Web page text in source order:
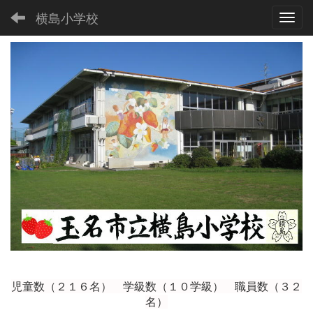
横島小学校
児童数（２１６名） 学級数（１０学級） 職員数（３２
名）